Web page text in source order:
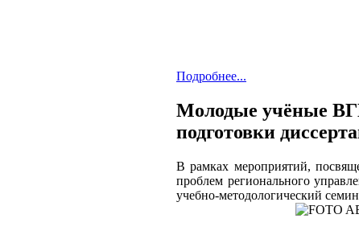
Подробнее...
Молодые учёные
подготовки
В рамках мероприятий,
проблем регионального
учебно-методологический